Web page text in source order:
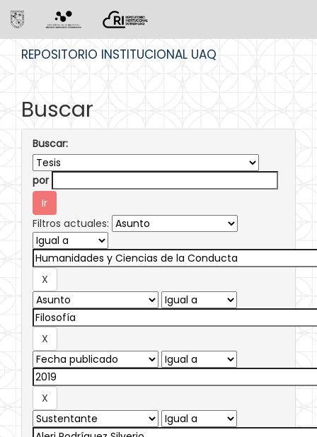
REPOSITORIO INSTITUCIONAL UAQ
Buscar
Buscar:
por
Filtros actuales: